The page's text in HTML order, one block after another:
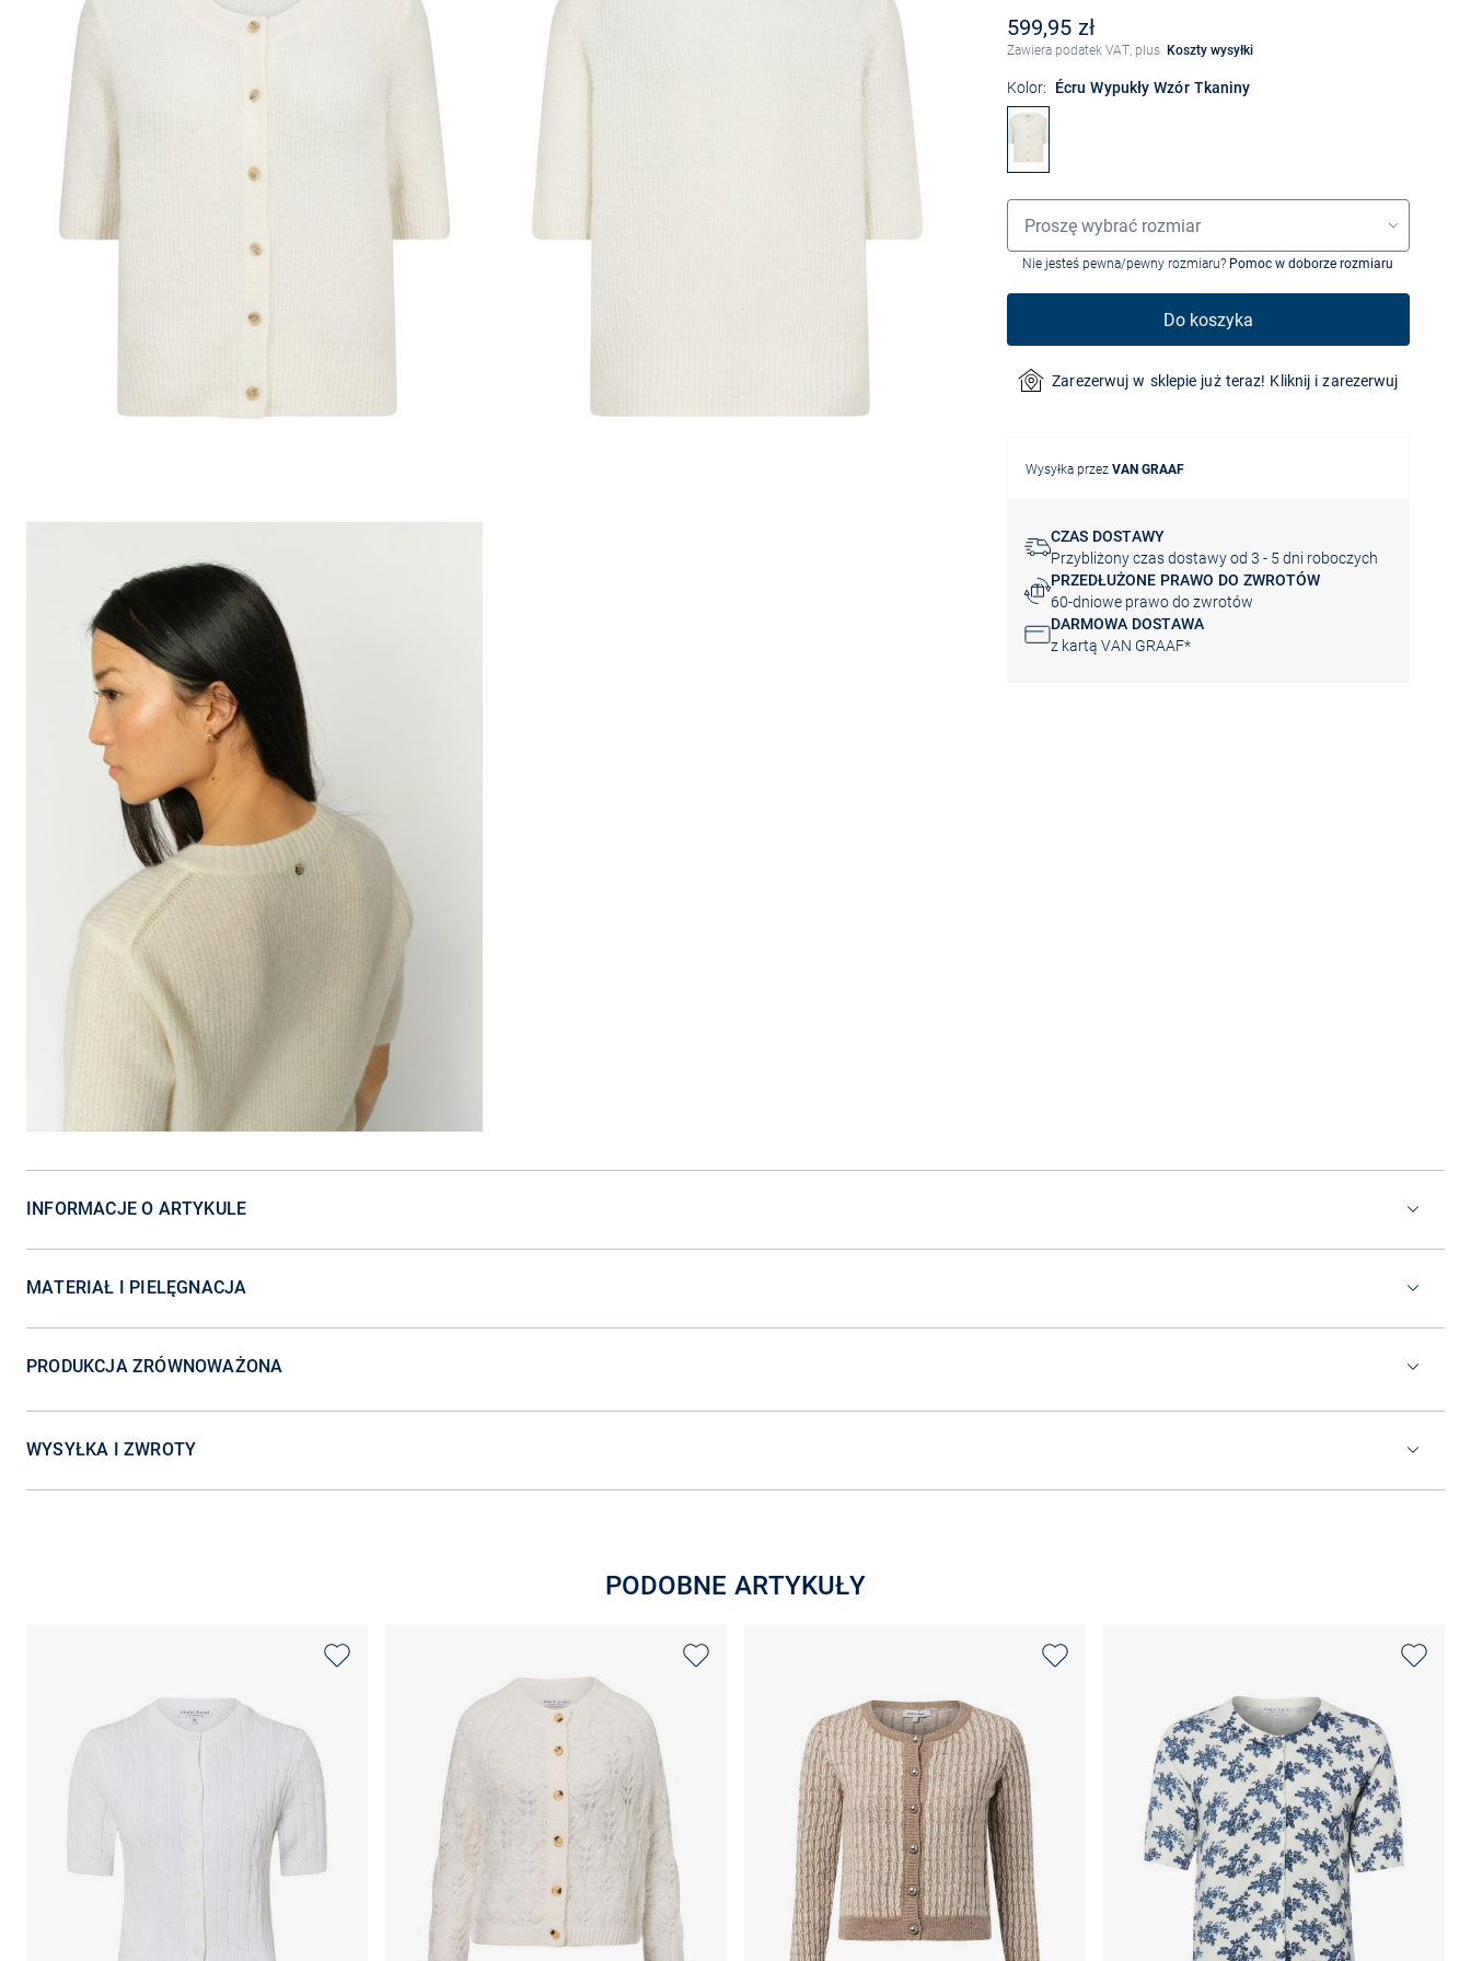
599,95 zł
Zawiera podatek VAT, plus Koszty wysyłki
Kolor: Écru Wypukły Wzór Tkaniny
Wybór rozmiaru
Proszę wybrać rozmiar
Nie jesteś pewna/pewny rozmiaru? Pomoc w doborze rozmiaru
Do koszyka
Zarezerwuj w sklepie już teraz! Kliknij i zarezerwuj
Wysyłka przez VAN GRAAF
CZAS DOSTAWY
Przybliżony czas dostawy od 3 - 5 dni roboczych
PRZEDŁUŻONE PRAWO DO ZWROTÓW
60-dniowe prawo do zwrotów
DARMOWA DOSTAWA
z kartą VAN GRAAF*
INFORMACJE O ARTYKULE
MATERIAŁ I PIELĘGNACJA
PRODUKCJA ZRÓWNOWAŻONA
WYSYŁKA I ZWROTY
PODOBNE ARTYKUŁY